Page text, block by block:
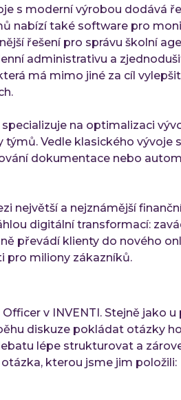
s moderní výrobou dodává
nabízí také software pro
řešení pro správu školní
administrativu a
má mimo jiné za cíl
na optimalizaci
Vedle klasického vývoje
dokumentace nebo
největší a nejznámější
digitální transformací:
převádí klienty do nového
pro miliony zákazníků.
v INVENTI. Stejně jako
diskuze pokládat otázky
lépe strukturovat a
kterou jsme jim položili: